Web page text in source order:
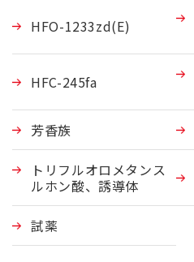
HFO-1233zd(E)
HFC-245fa
芳香族
トリフルオロメタンス
ルホン酸、誘導体
試薬